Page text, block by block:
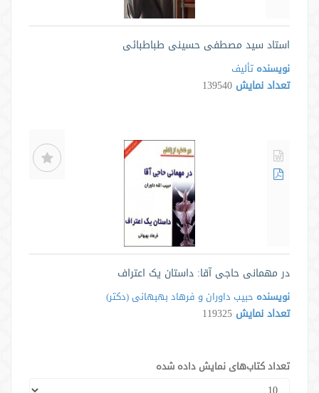
استاد سید مصطفی حسینی طباطبائی
نویسنده تألیف
تعداد نمایش 139540
در مهمانی حاجی آقا: داستان یک اعتراف
نویسنده حبیب داوران و فرهاد بهبهانی (دکتر)
تعداد نمایش 119325
تعداد کتاب‌های نمایش داده شده